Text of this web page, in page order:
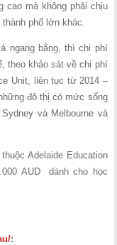
cao mà không phải chịu
phố lớn khác.
ngang bằng, thì chi phí
theo khảo sát về chi phí
Unit, liên tục từ 2014 –
đô thị có mức sống
và Melbourne và
Adelaide Education
AUD dành cho học
: